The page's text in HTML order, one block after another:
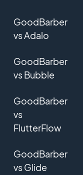
GoodBarber
vs Adalo
GoodBarber
vs Bubble
GoodBarber
vs
FlutterFlow
GoodBarber
vs Glide